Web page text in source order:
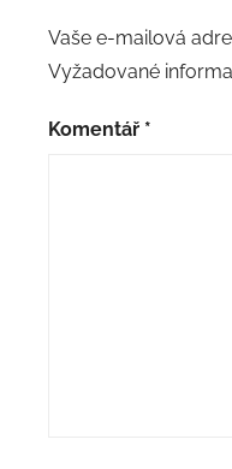
Vaše e-mailová
Vyžadované
Komentář *